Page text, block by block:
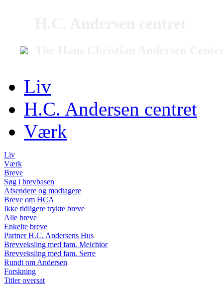
Liv
H.C. Andersen centret
Værk
Liv
Værk
Breve
Søg i brevbasen
Afsendere og modtagere
Breve om HCA
Ikke tidligere trykte breve
Alle breve
Enkelte breve
Partner H.C. Andersens Hus
Brevveksling med fam. Melchior
Brevveksling med fam. Serre
Rundt om Andersen
Forskning
Titler oversat